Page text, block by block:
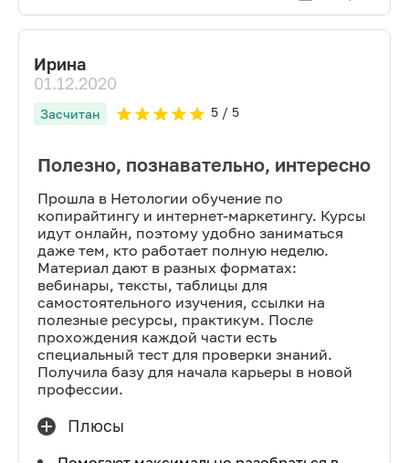
Ирина
01.12.2020
Засчитан 5/ 5
Полезно, познавательно, интересно
Прошла в Нетологии обучение по
копирайтингу и интернет-маркетингу. Курсы
идут онлайн, поэтому удобно заниматься
даже тем, кто работает полную неделю.
Материал дают в разных форматах:
вебинары, тексты, таблицы для
самостоятельного изучения, ссылки на
полезные ресурсы, практикум. После
прохождения каждой части есть
специальный тест для проверки знаний.
Получила базу для начала карьеры в новой
профессии.
Плюсы